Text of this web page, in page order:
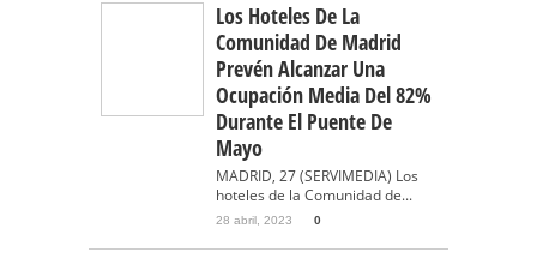
Los Hoteles De La
Comunidad De Madrid
Prevén Alcanzar Una
Ocupación Media Del 82%
Durante El Puente De
Mayo
MADRID, 27 (SERVIMEDIA) Los
hoteles de la Comunidad de...
28 abril, 2023 0